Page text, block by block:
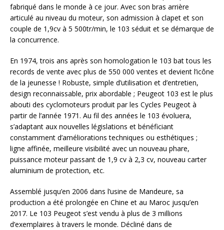
fabriqué dans le monde à ce jour. Avec son bras arrière
articulé au niveau du moteur, son admission à clapet et son
couple de 1,9cv à 5 500tr/min, le 103 séduit et se démarque de
la concurrence.
En 1974, trois ans après son homologation le 103 bat tous les
records de vente avec plus de 550 000 ventes et devient l’icône
de la jeunesse ! Robuste, simple d’utilisation et d’entretien,
design reconnaissable, prix abordable ; Peugeot 103 est le plus
abouti des cyclomoteurs produit par les Cycles Peugeot à
partir de l’année 1971. Au fil des années le 103 évoluera,
s’adaptant aux nouvelles législations et bénéficiant
constamment d’améliorations techniques ou esthétiques ;
ligne affinée, meilleure visibilité avec un nouveau phare,
puissance moteur passant de 1,9 cv à 2,3 cv, nouveau carter
aluminium de protection, etc.
Assemblé jusqu’en 2006 dans l’usine de Mandeure, sa
production a été prolongée en Chine et au Maroc jusqu’en
2017. Le 103 Peugeot s’est vendu à plus de 3 millions
d’exemplaires à travers le monde. Décliné dans de